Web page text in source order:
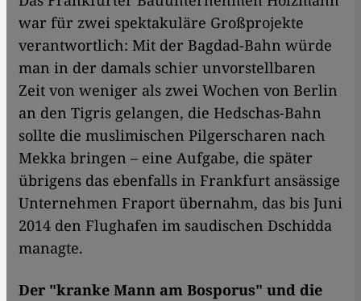
war für zwei spektakuläre Großprojekte
verantwortlich: Mit der Bagdad-Bahn würde
man in der damals schier unvorstellbaren
Zeit von weniger als zwei Wochen von Berlin
an den Tigris gelangen, die Hedschas-Bahn
sollte die muslimischen Pilgerscharen nach
Mekka bringen – eine Aufgabe, die später
übrigens das ebenfalls in Frankfurt ansässige
Unternehmen Fraport übernahm, das bis Juni
2014 den Flughafen im saudischen Dschidda
managte.
Der "kranke Mann am Bosporus" und die